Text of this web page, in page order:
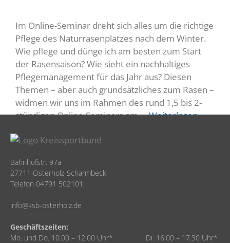
Im Online-Seminar dreht sich alles um die richtige
Pflege des Naturrasenplatzes nach dem Winter.
Wie pflege und dünge ich am besten zum Start
der Rasensaison? Wie sieht ein nachhaltiges
Pflegemanagement für das Jahr aus? Diesen
Themen – aber auch grundsätzliches zum Rasen –
widmen wir uns im Rahmen des rund 1,5 bis 2-
stündigen Online-Seminars am …Weiterlesen …
Bahnhofstr. 97a
27711 Osterholz-Scharmbeck
Telefon 04791 502101
info@ksb-osterholz.de
Geschäftszeiten:
Mo. und Do. 10.00 – 12.00 Uhr* Di. 16.00 – 17.30 Uhr*